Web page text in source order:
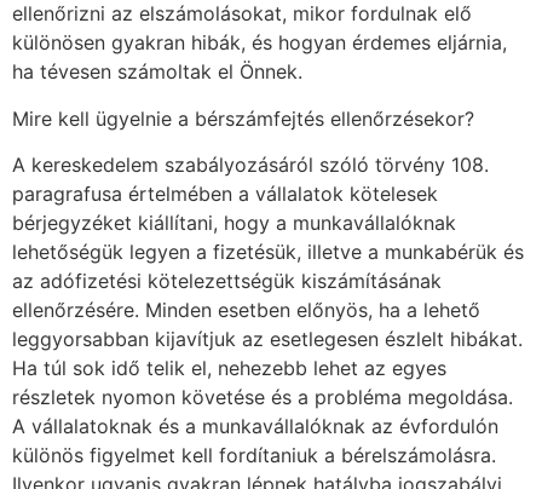
ellenőrizni az elszámolásokat, mikor fordulnak elő
különösen gyakran hibák, és hogyan érdemes eljárnia,
ha tévesen számoltak el Önnek.
Mire kell ügyelnie a bérszámfejtés ellenőrzésekor?
A kereskedelem szabályozásáról szóló törvény 108.
paragrafusa értelmében a vállalatok kötelesek
bérjegyzéket kiállítani, hogy a munkavállalóknak
lehetőségük legyen a fizetésük, illetve a munkabérük és
az adófizetési kötelezettségük kiszámításának
ellenőrzésére. Minden esetben előnyös, ha a lehető
leggyorsabban kijavítjuk az esetlegesen észlelt hibákat.
Ha túl sok idő telik el, nehezebb lehet az egyes
részletek nyomon követése és a probléma megoldása.
A vállalatoknak és a munkavállalóknak az évfordulón
különös figyelmet kell fordítaniuk a bérelszámolásra.